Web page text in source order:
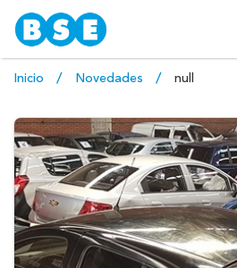
Inicio Novedades null